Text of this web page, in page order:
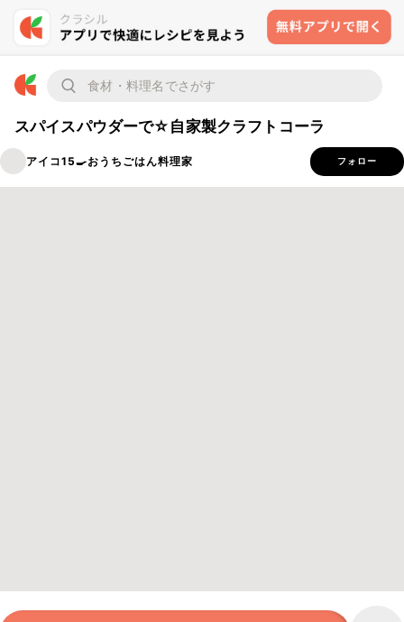
スパイスパウダーで☆自家製クラフトコーラ
アイコ15🍳おうちごはん料理家 フォロー